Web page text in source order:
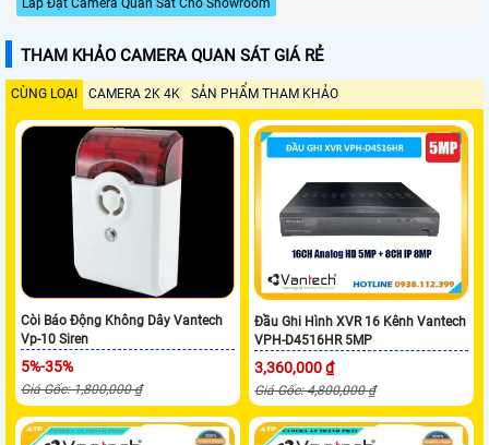
THAM KHẢO CAMERA QUAN SÁT GIÁ RẺ
CÙNG LOẠI CAMERA 2K 4K SẢN PHẨM THAM KHẢO
Còi Báo Động Không Dây Vantech
Vp-10 Siren
5%-35%
Giá Gốc: 1,800,000 ₫
Đầu Ghi Hình XVR 16 Kênh Vantech
VPH-D4516HR 5MP
3,360,000 ₫
Giá Gốc: 4,800,000 ₫